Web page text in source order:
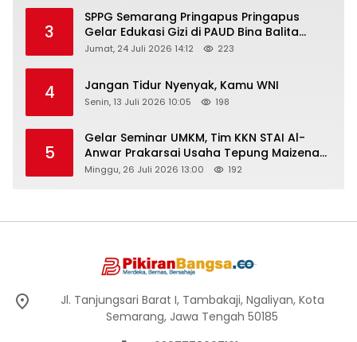
3
SPPG Semarang Pringapus Pringapus
Gelar Edukasi Gizi di PAUD Bina Balita
Peringati Hari Anak Nasional 2026
Jumat, 24 Juli 2026 14:12 223
4 Jangan Tidur Nyenyak, Kamu WNI
Senin, 13 Juli 2026 10:05 198
5
Gelar Seminar UMKM, Tim KKN STAI Al-
Anwar Prakarsai Usaha Tepung Maizena
di Logung
Minggu, 26 Juli 2026 13:00 192
Jl. Tanjungsari Barat I, Tambakaji, Ngaliyan, Kota
Semarang, Jawa Tengah 50185